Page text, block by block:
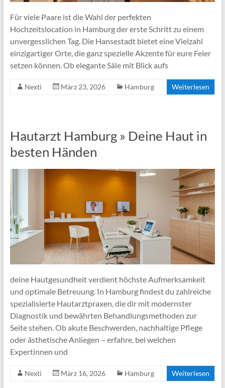
Für viele Paare ist die Wahl der perfekten
Hochzeitslocation in Hamburg der erste Schritt zu einem
unvergesslichen Tag. Die Hansestadt bietet eine Vielzahl
einzigartiger Orte, die ganz spezielle Akzente für eure Feier
setzen können. Ob elegante Säle mit Blick aufs
Nexti März 23, 2026 Hamburg Weiterlesen
Hautarzt Hamburg » Deine Haut in
besten Händen
deine Hautgesundheit verdient höchste Aufmerksamkeit
und optimale Betreuung. In Hamburg findest du zahlreiche
spezialisierte Hautarztpraxen, die dir mit modernster
Diagnostik und bewährten Behandlungsmethoden zur
Seite stehen. Ob akute Beschwerden, nachhaltige Pflege
oder ästhetische Anliegen – erfahre, bei welchen
Expertinnen und
Nexti März 16, 2026 Hamburg Weiterlesen